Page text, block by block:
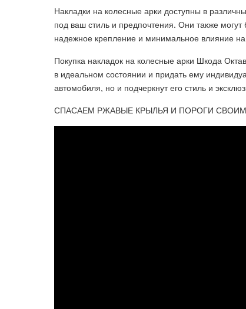
Накладки на колесные арки доступны в
под ваш стиль и предпочтения. Они также
надежное крепление и минимальное влияние
Покупка накладок на колесные арки Шкода
в идеальном состоянии и придать ему
автомобиля, но и подчеркнут его стиль и
СПАСАЕМ РЖАВЫЕ КРЫЛЬЯ И ПОРОГИ